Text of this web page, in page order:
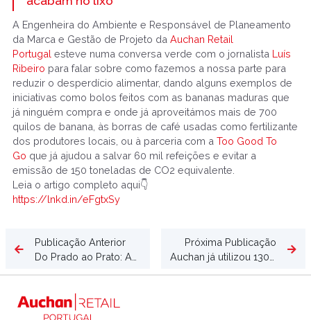
A Engenheira do Ambiente e Responsável de Planeamento
da Marca e Gestão de Projeto da Auchan Retail
Portugal esteve numa conversa verde com o jornalista Luís
Ribeiro para falar sobre como fazemos a nossa parte para
reduzir o desperdício alimentar, dando alguns exemplos de
iniciativas como bolos feitos com as bananas maduras que
já ninguém compra e onde já aproveitámos mais de 700
quilos de banana, às borras de café usadas como fertilizante
dos produtores locais, ou à parceria com a Too Good To
Go que já ajudou a salvar 60 mil refeições e evitar a
emissão de 150 toneladas de CO2 equivalente.
Leia o artigo completo aqui👇
https://lnkd.in/eFgtxSy
Publicação Anterior
Próxima Publicação